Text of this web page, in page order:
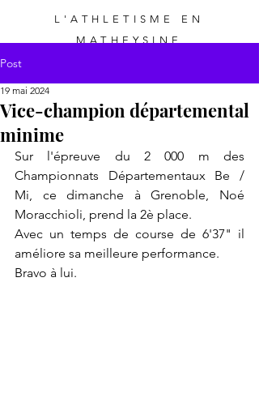
L'ATHLETISME EN
MATHEYSINE
Post
Vice-champion départemental
minime
19 mai 2024
Sur l'épreuve du 2 000 m des
Championnats Départementaux Be /
Mi, ce dimanche à Grenoble, Noé
Moracchioli, prend la 2è place.
Avec un temps de course de 6'37" il
améliore sa meilleure performance.
Bravo à lui.